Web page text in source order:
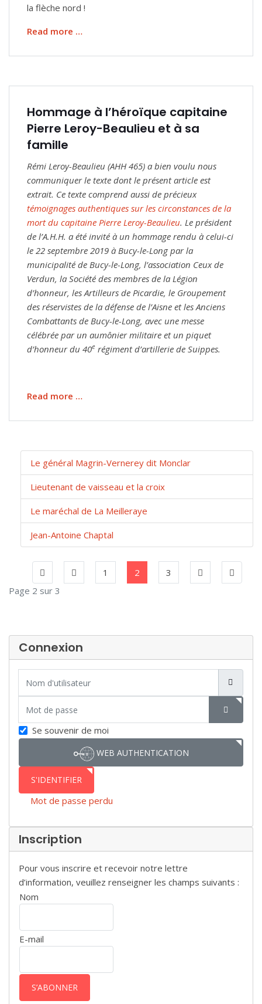
la flèche nord !
Read more …
Hommage à l’héroïque capitaine
Pierre Leroy-Beaulieu et à sa
famille
Rémi Leroy-Beaulieu (AHH 465) a bien voulu nous
communiquer le texte dont le présent article est
extrait. Ce texte comprend aussi de précieux
témoignages authentiques sur les circonstances de la
mort du capitaine Pierre Leroy-Beaulieu. Le président
de l’A.H.H. a été invité à un hommage rendu à celui-ci
le 22 septembre 2019 à Bucy-le-Long par la
municipalité de Bucy-le-Long, l’association Ceux de
Verdun, la Société des membres de la Légion
d’honneur, les Artilleurs de Picardie, le Groupement
des réservistes de la défense de l’Aisne et les Anciens
Combattants de Bucy-le-Long, avec une messe
célébrée par un aumônier militaire et un piquet
d’honneur du 40e régiment d’artillerie de Suippes.
Read more …
Le général Magrin-Vernerey dit Monclar
Lieutenant de vaisseau et la croix
Le maréchal de La Meilleraye
Jean-Antoine Chaptal
1 2
3
Page 2 sur 3
Connexion
SHOW
Se souvenir de moi
WEB AUTHENTICATION
S'IDENTIFIER
Mot de passe perdu
Inscription
Pour vous inscrire et recevoir notre lettre
d’information, veuillez renseigner les champs suivants :
Nom
E-mail